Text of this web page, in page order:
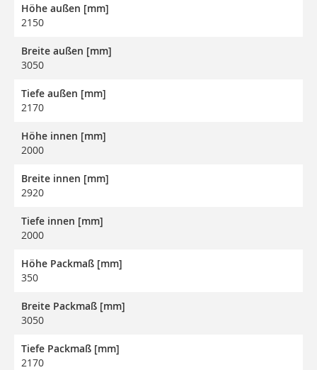
Höhe außen [mm]
2150
Breite außen [mm]
3050
Tiefe außen [mm]
2170
Höhe innen [mm]
2000
Breite innen [mm]
2920
Tiefe innen [mm]
2000
Höhe Packmaß [mm]
350
Breite Packmaß [mm]
3050
Tiefe Packmaß [mm]
2170